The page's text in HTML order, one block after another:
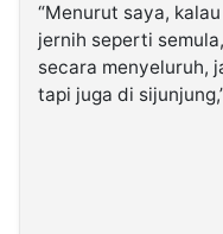
“Menurut saya,
jernih seperti
secara menyeluruh,
tapi juga di